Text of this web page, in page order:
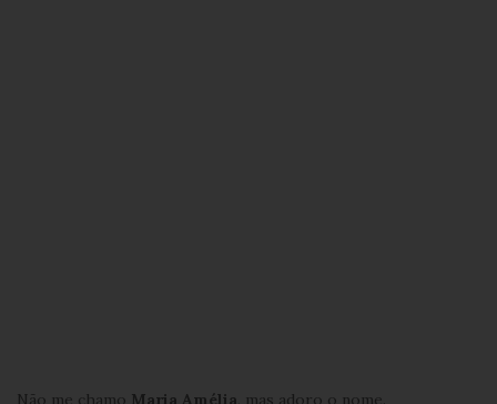
Não me chamo Maria Amélia, mas adoro o nome.